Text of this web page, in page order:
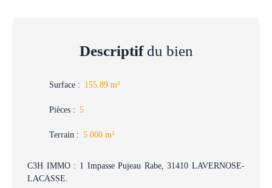
Descriptifdu bien
Surface : 155.89 m²
Pièces : 5
Terrain : 5 000 m²
C3H IMMO : 1 Impasse Pujeau Rabe, 31410 LAVERNOSE-
LACASSE.